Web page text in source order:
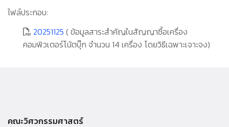
ไฟล์ประกอบ:
20251125 ( ข้อมูลสาระสำคัญในสัญญาซื้อเครื่อง
คอมพิวเตอร์โน้ตบุ๊ก จำนวน 14 เครื่อง โดยวิธีเฉพาะเจาะจง)
คณะวิศวกรรมศาสตร์